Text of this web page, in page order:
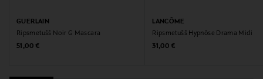
Märksõnad
lancome, Lancome, hypnose, ripsiväri, ripsari
GUERLAIN
Ripsmetušš Noir G Mascara
Original Price
51,00 €
LANCÔME
Ripsmetušš Hypnôse Drama Midi
Original Price
31,00 €